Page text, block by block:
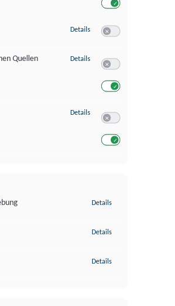
Details zu Messung der
Quellen
Details zu Analyse von
Details zu Entwicklung und
Details
Details
Details